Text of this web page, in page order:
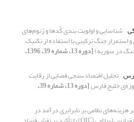
شناسایی و اولویت بندی کُدها و ژنوم‌های
جنگ ترکیبی با استفاده از تکنیک
در سوریه) [دوره 13، شماره 39، 1396،
تحلیل اقتصادسنجی فضایی از رقابت
خلیج فارس [دوره 13، شماره 39،
هزینه‌های نظامی بر نابرابری درآمد در